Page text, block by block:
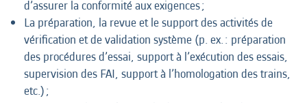
d’assurer la conformité aux exigences ;
La préparation, la revue et le support des activités de
vérification et de validation système (p. ex. : préparation
des procédures d’essai, support à l’exécution des essais,
supervision des FAI, support à l’homologation des trains,
etc.) ;